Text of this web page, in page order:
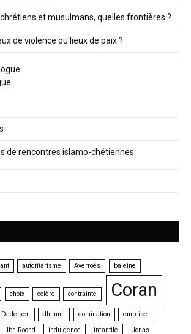
et musulmans, quelles frontières ?
de violence ou lieux de paix ?
de rencontres islamo-chétiennes
autoritarisme Averroès baleine
choix colère contrainte Coran
Dadelsen dhimmi domination
emprise
Ibn Rochd indulgence infantile
Jonas